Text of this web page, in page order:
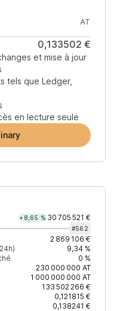
AT
0,133502 €
et mise à jour
tels que Ledger,
en lecture seule
+8,65 % 30 705 521 €
#562
2 869 106 €
9,34 %
0 %
230 000 000 AT
1 000 000 000 AT
133 502 266 €
0,121815 €
0,138241 €